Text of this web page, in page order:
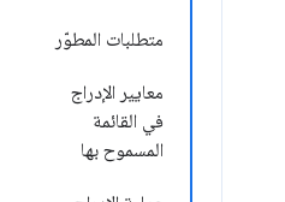
متطلبات المطوّر
معايير الإدراج
في القائمة
المسموح بها